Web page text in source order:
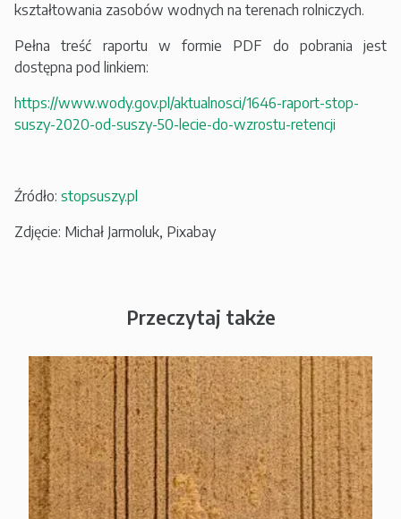
kształtowania zasobów wodnych na terenach rolniczych.
Pełna treść raportu w formie PDF do pobrania jest
dostępna pod linkiem:
https://www.wody.gov.pl/aktualnosci/1646-raport-stop-
suszy-2020-od-suszy-50-lecie-do-wzrostu-retencji
Źródło: stopsuszy.pl
Zdjęcie: Michał Jarmoluk, Pixabay
Przeczytaj także